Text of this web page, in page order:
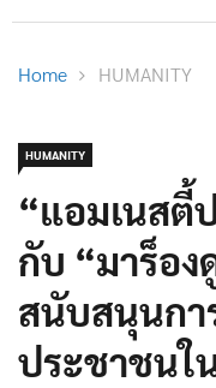
Home HUMANITY
HUMANITY
“แอมเนสตี้
กับ “มาร็อง
สนับสนุนกา
ประชาชนใ